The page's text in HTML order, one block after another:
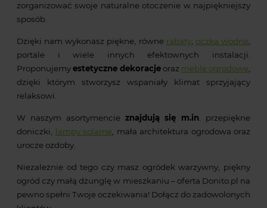
zorganizować swoje naturalne otoczenie w najpiękniejszy
sposób.
Dzięki nam wykonasz piękne, równe rabaty, oczka wodne
portale i wiele innych efektownych instalacji.
Proponujemyestetyczne dekoracje oraz meble ogrodowe
dzięki którym stworzysz wspaniały klimat sprzyjający
relaksowi.
W naszym asortymencie znajdują się m.in . przepiękne
doniczki, lampy solarne , mała architektura ogrodowa oraz
urocze ozdoby.
Niezależnie od tego czy masz ogródek warzywny, piękny
ogród czy małą dżunglę w mieszkaniu – oferta Donito.pl na
pewno spełni Twoje oczekiwania! Dołącz do zadowolonych